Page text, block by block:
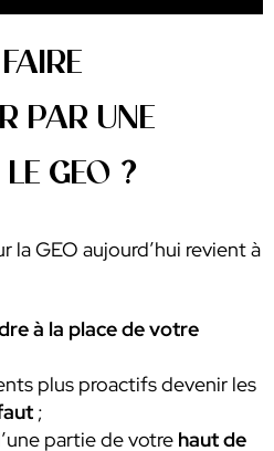
PAR UNE
GEO ?
la GEO aujourd’hui revient à
à la place de votre
plus proactifs devenir les
;
partie de votre haut de